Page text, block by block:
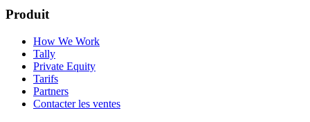
Produit
How We Work
Tally
Private Equity
Tarifs
Partners
Contacter les ventes